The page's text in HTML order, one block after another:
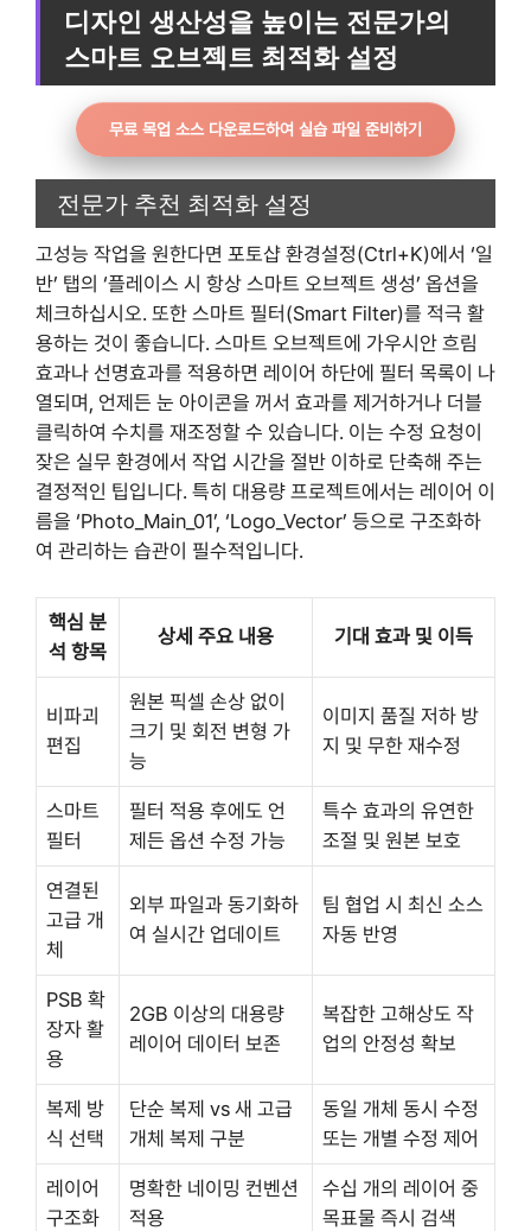
디자인 생산성을 높이는 전문가의
스마트 오브젝트 최적화 설정
무료 목업 소스 다운로드하여 실습 파일 준비하기
전문가 추천 최적화 설정
고성능 작업을 원한다면 포토샵 환경설정(Ctrl+K)에서 ‘일
반’ 탭의 ‘플레이스 시 항상 스마트 오브젝트 생성’ 옵션을
체크하십시오. 또한 스마트 필터(Smart Filter)를 적극 활
용하는 것이 좋습니다. 스마트 오브젝트에 가우시안 흐림
효과나 선명효과를 적용하면 레이어 하단에 필터 목록이 나
열되며, 언제든 눈 아이콘을 꺼서 효과를 제거하거나 더블
클릭하여 수치를 재조정할 수 있습니다. 이는 수정 요청이
잦은 실무 환경에서 작업 시간을 절반 이하로 단축해 주는
결정적인 팁입니다. 특히 대용량 프로젝트에서는 레이어 이
름을 ‘Photo_Main_01’, ‘Logo_Vector’ 등으로 구조화하
여 관리하는 습관이 필수적입니다.
핵심 분
석 항목
상세 주요 내용 기대 효과 및 이득
비파괴
편집
원본 픽셀 손상 없이
크기 및 회전 변형 가
능
이미지 품질 저하 방
지 및 무한 재수정
스마트
필터
필터 적용 후에도 언
제든 옵션 수정 가능
특수 효과의 유연한
조절 및 원본 보호
연결된
고급 개
체
외부 파일과 동기화하
여 실시간 업데이트
팀 협업 시 최신 소스
자동 반영
PSB 확
장자 활
용
2GB 이상의 대용량
레이어 데이터 보존
복잡한 고해상도 작
업의 안정성 확보
복제 방
식 선택
단순 복제 vs 새 고급
개체 복제 구분
동일 개체 동시 수정
또는 개별 수정 제어
레이어
구조화
명확한 네이밍 컨벤션
적용
수십 개의 레이어 중
목표물 즉시 검색